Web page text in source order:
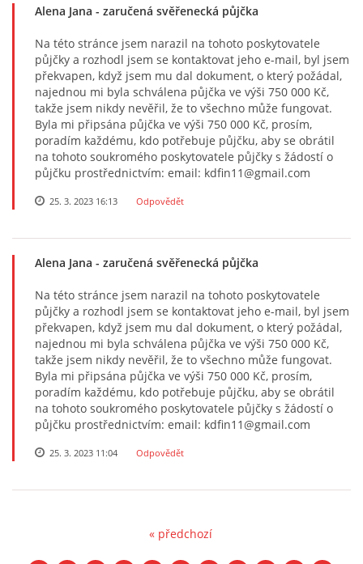
Alena Jana - zaručená svěřenecká půjčka
Na této stránce jsem narazil na tohoto poskytovatele
půjčky a rozhodl jsem se kontaktovat jeho e-mail, byl jsem
překvapen, když jsem mu dal dokument, o který požádal,
najednou mi byla schválena půjčka ve výši 750 000 Kč,
takže jsem nikdy nevěřil, že to všechno může fungovat.
Byla mi připsána půjčka ve výši 750 000 Kč, prosím,
poradím každému, kdo potřebuje půjčku, aby se obrátil
na tohoto soukromého poskytovatele půjčky s žádostí o
půjčku prostřednictvím: email: kdfin11@gmail.com
25. 3. 2023 16:13 Odpovědět
Alena Jana - zaručená svěřenecká půjčka
Na této stránce jsem narazil na tohoto poskytovatele
půjčky a rozhodl jsem se kontaktovat jeho e-mail, byl jsem
překvapen, když jsem mu dal dokument, o který požádal,
najednou mi byla schválena půjčka ve výši 750 000 Kč,
takže jsem nikdy nevěřil, že to všechno může fungovat.
Byla mi připsána půjčka ve výši 750 000 Kč, prosím,
poradím každému, kdo potřebuje půjčku, aby se obrátil
na tohoto soukromého poskytovatele půjčky s žádostí o
půjčku prostřednictvím: email: kdfin11@gmail.com
25. 3. 2023 11:04 Odpovědět
« předchozí